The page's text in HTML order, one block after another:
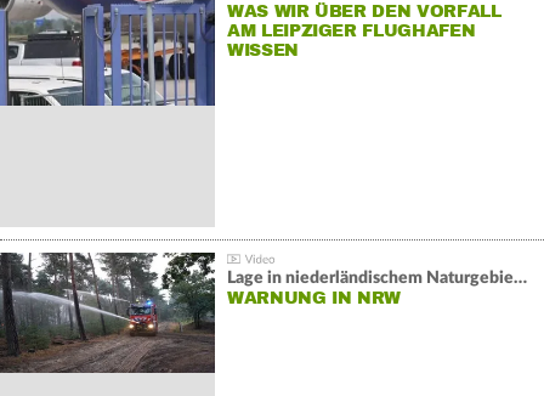
WAS WIR ÜBER DEN VORFALL
AM LEIPZIGER FLUGHAFEN
WISSEN
Lage in niederländischem Naturgebiet stabil
WARNUNG IN NRW